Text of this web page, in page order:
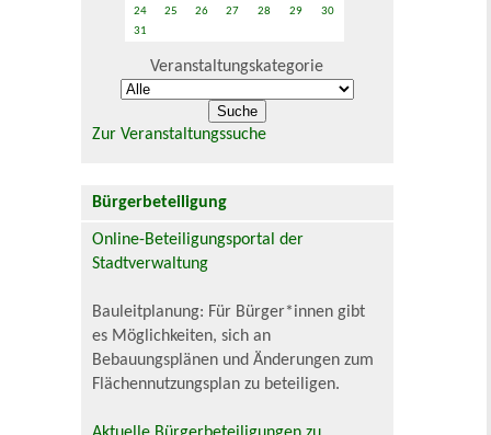
24
25 26 27 28 29
30
31
Veranstaltungskategorie
Zur Veranstaltungssuche
Bürgerbeteiligung
Online-Beteiligungsportal der
Stadtverwaltung
Bauleitplanung: Für Bürger*innen gibt
es Möglichkeiten, sich an
Bebauungsplänen und Änderungen zum
Flächennutzungsplan zu beteiligen.